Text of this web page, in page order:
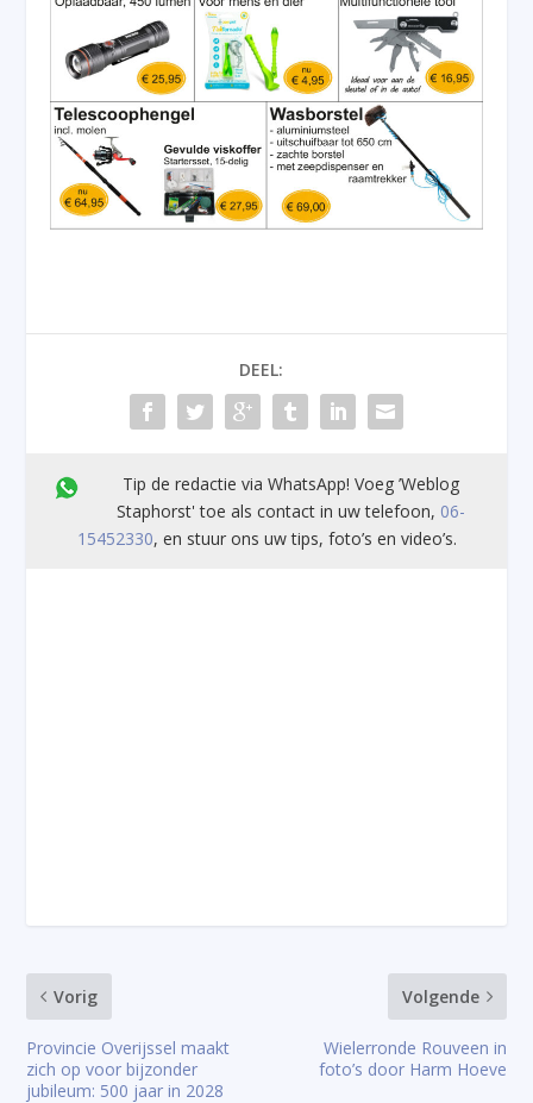
DEEL:
Tip de redactie via WhatsApp! Voeg ’Weblog
Staphorst' toe als contact in uw telefoon, 06-
15452330, en stuur ons uw tips, foto’s en video’s.
Vorig
Provincie Overijssel maakt
zich op voor bijzonder
jubileum: 500 jaar in 2028
Volgende
Wielerronde Rouveen in
foto’s door Harm Hoeve